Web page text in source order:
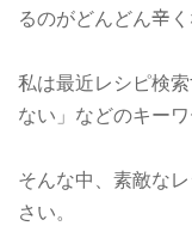
るのがどんどん辛く
私は最近レシピ検
ない」などのキー
そんな中、素敵な
さい。